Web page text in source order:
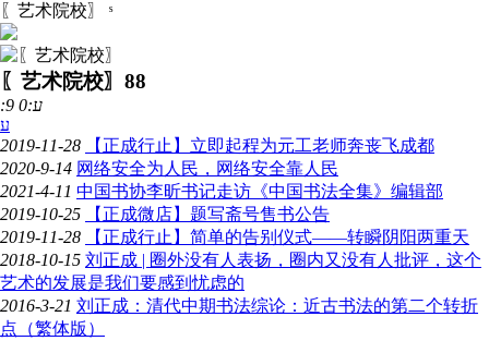
〖艺术院校〗 ˢ
〖艺术院校〗 88
:9 ע:0
ע
2019-11-28
【正成行止】立即起程为元工老师奔丧飞成都
2020-9-14 网络安全为人民，网络安全靠人民
2021-4-11 中国书协李昕书记走访《中国书法全集》编辑部
2019-10-25
【正成微店】题写斋号售书公告
2019-11-28
【正成行止】简单的告别仪式——转瞬阴阳两重天
2018-10-15 刘正成 | 圈外没有人表扬，圈内又没有人批评，这个
艺术的发展是我们要感到忧虑的
2016-3-21 刘正成：清代中期书法综论：近古书法的第二个转折
点（繁体版）